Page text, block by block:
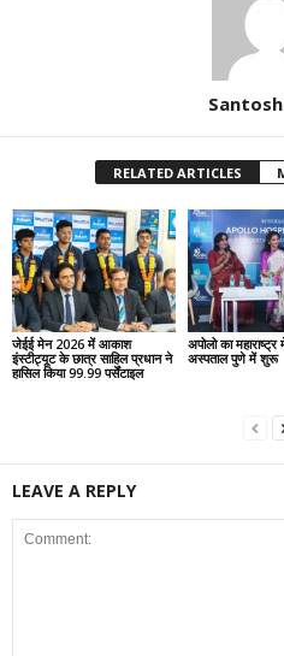
RELATED ARTICLES
जेईई मेन 2026 में आकाश
इंस्टीट्यूट के छात्र साहिल प्रधान ने
हासिल किया 99.99 पर्सेंटाइल
अपोलो का महाराष्ट्र
अस्पताल पुणे में शुरू
LEAVE A REPLY